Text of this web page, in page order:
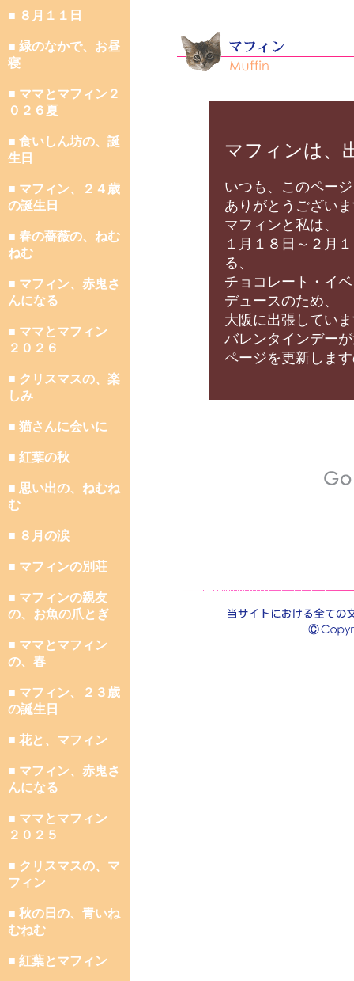
■ ８月１１日
■ 緑のなかで、お昼
寝
■ ママとマフィン２
０２６夏
■ 食いしん坊の、誕
生日
■ マフィン、２４歳
の誕生日
■ 春の薔薇の、ねむ
ねむ
■ マフィン、赤鬼さ
んになる
■ ママとマフィン
２０２６
■ クリスマスの、楽
しみ
■ 猫さんに会いに
■ 紅葉の秋
■ 思い出の、ねむね
む
■ ８月の涙
■ マフィンの別荘
■ マフィンの親友
の、お魚の爪とぎ
■ ママとマフィン
の、春
■ マフィン、２３歳
の誕生日
■ 花と、マフィン
■ マフィン、赤鬼さ
んになる
■ ママとマフィン
２０２５
■ クリスマスの、マ
フィン
■ 秋の日の、青いね
むねむ
■ 紅葉とマフィン
マフィンは、
いつも、このペー
ありがとうござい
マフィンと私は、
１月１８日～２月
る、
チョコレート・イ
デュースのため、
大阪に出張してい
バレンタインデー
ページを更新しま